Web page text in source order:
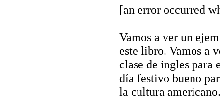
[an error occurred
Vamos a ver un
este libro. Vamos a
clase de ingles para
día festivo bueno
la cultura